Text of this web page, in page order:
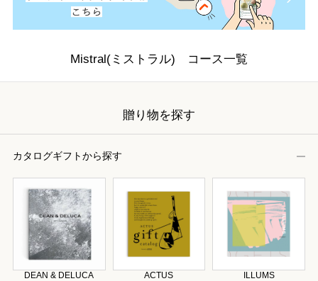
Mistral(ミストラル) コース一覧
贈り物を探す
カタログギフトから探す
DEAN & DELUCA ACTUS ILLUMS